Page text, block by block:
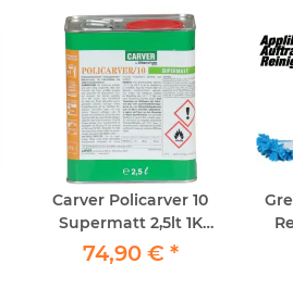
Carver Policarver 10
Supermatt 2,5lt 1K
Parkettlack
74,90 € *